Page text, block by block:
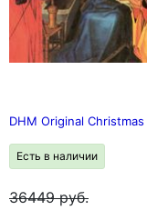
DHM Original
Есть в наличии
36449руб.